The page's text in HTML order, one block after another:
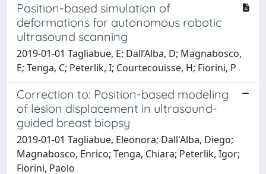
Position-based simulation of
deformations for autonomous robotic
ultrasound scanning
2019-01-01 Tagliabue, E; Dall’Alba, D; Magnabosco,
E; Tenga, C; Peterlik, I; Courtecouisse, H; Fiorini, P
Correction to: Position-based modeling
of lesion displacement in ultrasound-
guided breast biopsy
2019-01-01 Tagliabue, Eleonora; Dall'Alba, Diego;
Magnabosco, Enrico; Tenga, Chiara; Peterlik, Igor;
Fiorini, Paolo